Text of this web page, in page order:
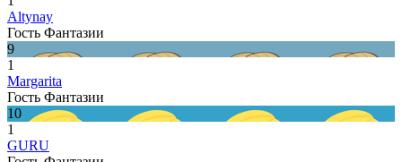
Altynay
Гость Фантазии
9
1
Margarita
Гость Фантазии
10
1
GURU